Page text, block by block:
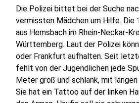
Die Polizei bittet bei der Suche
vermissten Mädchen um Hilfe. Die
aus Hemsbach im Rhein-Neckar-
Württemberg. Laut der Polizei
oder Frankfurt aufhalten. Seit
fehlt von der Jugendlichen jede
Meter groß und schlank, mit langen
Sie hat ein Tattoo auf der linken